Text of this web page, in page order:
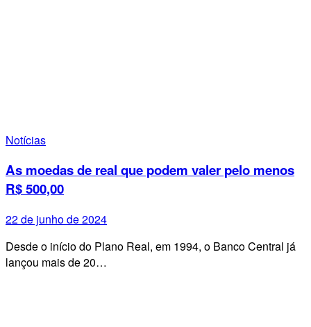
Notícias
As moedas de real que podem valer pelo menos
R$ 500,00
22 de junho de 2024
Desde o início do Plano Real, em 1994, o Banco Central já
lançou mais de 20…